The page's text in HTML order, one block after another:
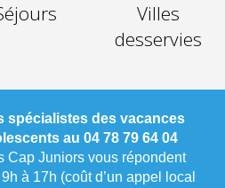
Villes
desservies
spécialistes des vacances
au 04 78 79 64 04
Cap Juniors vous répondent
à 17h (coût d’un appel local